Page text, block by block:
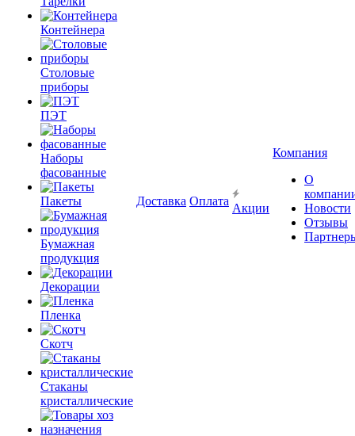
Контейнера
Столовые
приборы
ПЭТ
Наборы
фасованные
Пакеты
Бумажная
продукция
Декорации
Пленка
Скотч
Стаканы
кристаллические
Доставка Оплата
Акции
Компания
О
Новости
Отзывы